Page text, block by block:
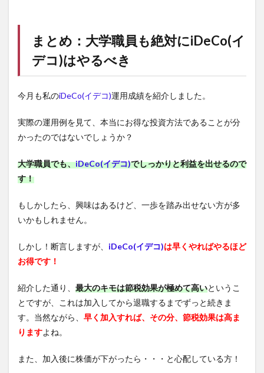
まとめ：大学職員も絶対にiDeCo(イ
デコ)はやるべき
今月も私のiDeCo(イデコ)運用成績を紹介しました。
実際の運用例を見て、本当にお得な投資方法であることが分
かったのではないでしょうか？
大学職員でも、iDeCo(イデコ)でしっかりと利益を出せるので
す！
もしかしたら、興味はあるけど、一歩を踏み出せない方が多
いかもしれません。
しかし！断言しますが、 iDeCo(イデコ)は早くやればやるほど
お得です！
紹介した通り、 最大のキモは節税効果が極めて高いというこ
とですが、これは加入してから退職するまでずっと続きま
す。当然ながら、 早く加入すれば、その分、節税効果は高ま
りますよね。
また、加入後に株価が下がったら・・・と心配している方！